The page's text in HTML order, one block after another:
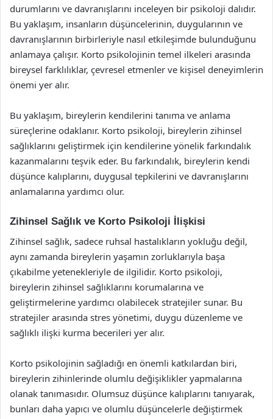
durumlarını ve davranışlarını inceleyen bir psikoloji dalıdır.
Bu yaklaşım, insanların düşüncelerinin, duygularının ve
davranışlarının birbirleriyle nasıl etkileşimde bulunduğunu
anlamaya çalışır. Korto psikolojinin temel ilkeleri arasında
bireysel farklılıklar, çevresel etmenler ve kişisel deneyimlerin
önemi yer alır.
Bu yaklaşım, bireylerin kendilerini tanıma ve anlama
süreçlerine odaklanır. Korto psikoloji, bireylerin zihinsel
sağlıklarını geliştirmek için kendilerine yönelik farkındalık
kazanmalarını teşvik eder. Bu farkındalık, bireylerin kendi
düşünce kalıplarını, duygusal tepkilerini ve davranışlarını
anlamalarına yardımcı olur.
Zihinsel Sağlık ve Korto Psikoloji İlişkisi
Zihinsel sağlık, sadece ruhsal hastalıkların yokluğu değil,
aynı zamanda bireylerin yaşamın zorluklarıyla başa
çıkabilme yetenekleriyle de ilgilidir. Korto psikoloji,
bireylerin zihinsel sağlıklarını korumalarına ve
geliştirmelerine yardımcı olabilecek stratejiler sunar. Bu
stratejiler arasında stres yönetimi, duygu düzenleme ve
sağlıklı ilişki kurma becerileri yer alır.
Korto psikolojinin sağladığı en önemli katkılardan biri,
bireylerin zihinlerinde olumlu değişiklikler yapmalarına
olanak tanımasıdır. Olumsuz düşünce kalıplarını tanıyarak,
bunları daha yapıcı ve olumlu düşüncelerle değiştirmek